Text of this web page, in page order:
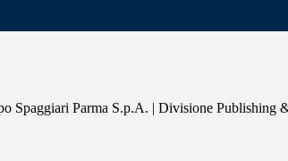
Spaggiari Parma S.p.A. | Divisione Publishing